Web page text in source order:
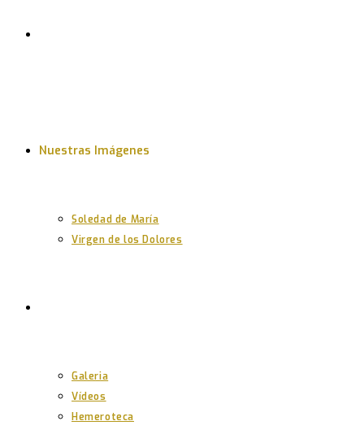
Nuestras Imágenes
Soledad de María
Virgen de los Dolores
Galeria
Vídeos
Hemeroteca